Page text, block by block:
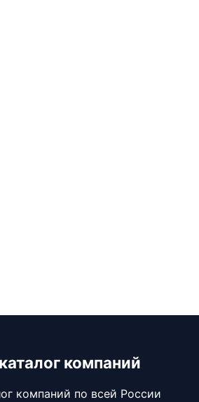
компаний
компаний по всей России